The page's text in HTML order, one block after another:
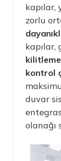
kapılar,
zorlu
kapılar,
kontrol
duvar
olanağı